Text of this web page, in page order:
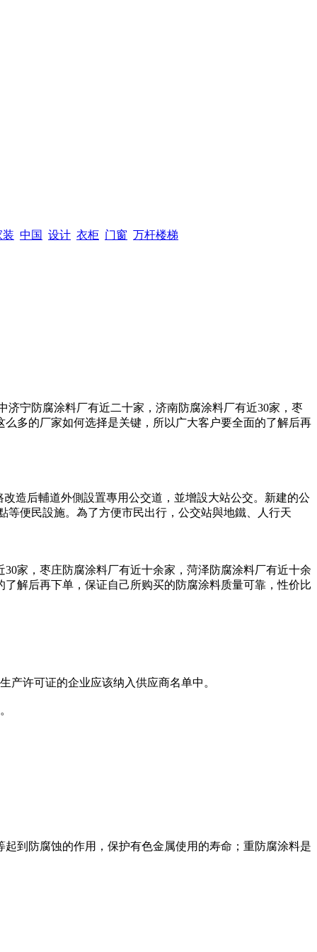
装 中国 设计 衣柜 门窗 万杆楼梯
宁防腐涂料厂有近二十家，济南防腐涂料厂有近30家，枣
多的厂家如何选择是关键，所以广大客户要全面的了解后再
造后輔道外側設置專用公交道，並增設大站公交。新建的公
便民設施。為了方便市民出行，公交站與地鐵、人行天
家，枣庄防腐涂料厂有近十余家，菏泽防腐涂料厂有近十余
解后再下单，保证自己所购买的防腐涂料质量可靠，性价比
产许可证的企业应该纳入供应商名单中。
到防腐蚀的作用，保护有色金属使用的寿命；重防腐涂料是